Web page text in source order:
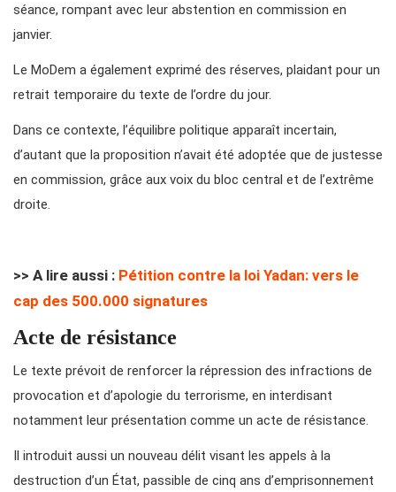
séance, rompant avec leur abstention en commission en
janvier.
Le MoDem a également exprimé des réserves, plaidant pour un
retrait temporaire du texte de l’ordre du jour.
Dans ce contexte, l’équilibre politique apparaît incertain,
d’autant que la proposition n’avait été adoptée que de justesse
en commission, grâce aux voix du bloc central et de l’extrême
droite.
>> A lire aussi : Pétition contre la loi Yadan: vers le
cap des 500.000 signatures
Acte de résistance
Le texte prévoit de renforcer la répression des infractions de
provocation et d’apologie du terrorisme, en interdisant
notamment leur présentation comme un acte de résistance.
Il introduit aussi un nouveau délit visant les appels à la
destruction d’un État, passible de cinq ans d’emprisonnement